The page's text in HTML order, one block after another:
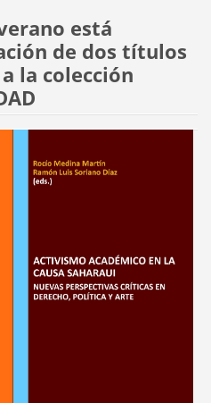
está
de dos títulos
la colección